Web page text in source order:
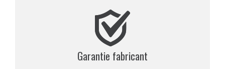
Garantie fabricant